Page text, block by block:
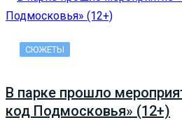
СЮЖЕТЫ
В парке прошло
код Подмосковья» (12+)